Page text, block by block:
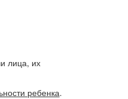
лица, их
ребенка.